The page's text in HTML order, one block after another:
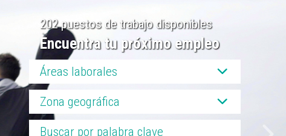
202 puestos de trabajo disponibles
Encuentra tu próximo empleo
Áreas laborales
Zona geográfica